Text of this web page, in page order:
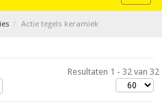
Actie tegels keramiek
Resultaten 1 - 32 van 32